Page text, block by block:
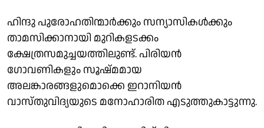
ഹിന്ദു പുരോഹതിന്മാർക്കും സന്യാസികൾക്കും
താമസിക്കാനായി മുറികളടക്കം
ക്ഷേത്രസമുച്ചയത്തിലുണ്ട്. പിരിയൻ
ഗോവണികളും സൂഷ്മമായ
അലങ്കാരങ്ങളുമൊക്കെ ഇറാനിയൻ
വാസ്തുവിദ്യയുടെ മനോഹാരിത എടുത്തുകാട്ടുന്നു.